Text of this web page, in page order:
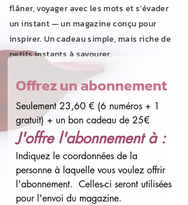
flâner, voyager avec les mots et s’évader
un instant — un magazine conçu pour
inspirer. Un cadeau simple, mais riche de
petits instants à savourer.
Offrez un abonnement
Seulement 23,60 € (6 numéros + 1
gratuit) + un bon cadeau de 25€
J'offre l'abonnement à :
Indiquez le coordonnées de la
personne à laquelle vous voulez offrir
l'abonnement.  Celles-ci seront utilisées
pour l'envoi du magazine.